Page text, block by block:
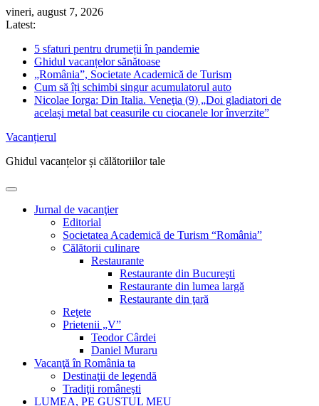
Skip
to
vineri, august 7, 2026
Latest:
5 sfaturi pentru drumeții în pandemie
Ghidul vacanțelor sănătoase
„România”, Societate Academică de Turism
Cum să îți schimbi singur acumulatorul auto
Nicolae Iorga: Din Italia. Veneţia (9) „Doi gladiatori de
același metal bat ceasurile cu ciocanele lor înverzite”
Vacanțierul
Ghidul vacanțelor și călătoriilor tale
Jurnal de vacanţier
Editorial
Societatea Academică de Turism “România”
Călătorii culinare
Restaurante
Restaurante din Bucureşti
Restaurante din lumea largă
Restaurante din ţară
Reţete
Prietenii „V”
Teodor Cârdei
Daniel Muraru
Vacanţă în România ta
Destinaţii de legendă
Tradiţii româneşti
LUMEA, PE GUSTUL MEU